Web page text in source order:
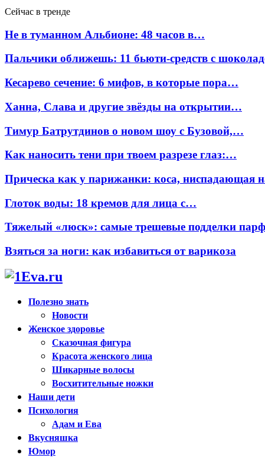
Сейчас в тренде
Не в туманном Альбионе: 48 часов в…
Пальчики оближешь: 11 бьюти-средств с
Кесарево сечение: 6 мифов, в которые пора…
Ханна, Слава и другие звёзды на открытии…
Тимур Батрутдинов о новом шоу с Бузовой,…
Как наносить тени при твоем разрезе глаз:…
Прическа как у парижанки: коса, ниспадающая
Глоток воды: 18 кремов для лица с…
Тяжелый «люск»: самые трешевые подделки
Взяться за ноги: как избавиться от варикоза
Полезно знать
Новости
Женское здоровье
Сказочная фигура
Красота женского лица
Шикарные волосы
Восхитительные ножки
Наши дети
Психология
Адам и Ева
Вкусняшка
Юмор